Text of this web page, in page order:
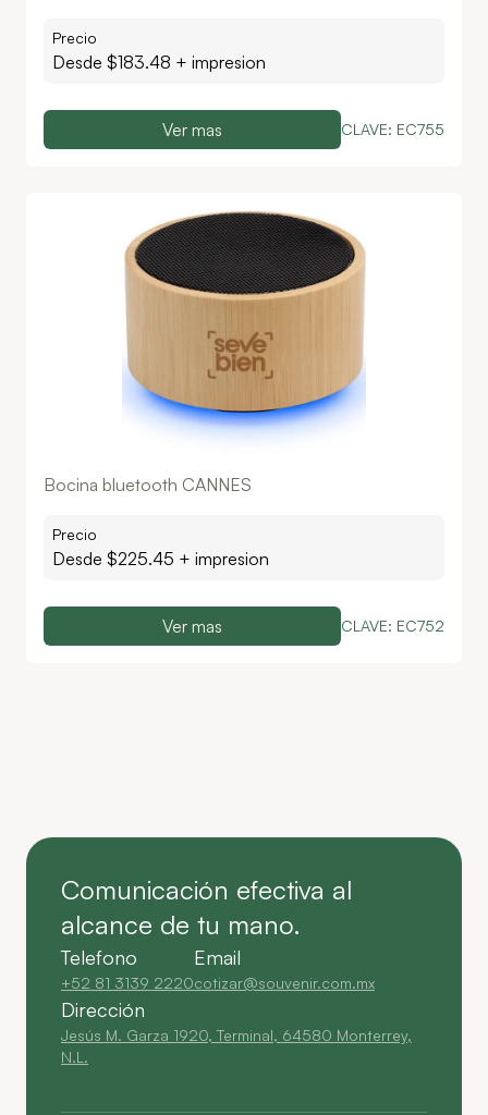
Precio
Desde $183.48 + impresion
Ver mas CLAVE: EC755
Bocina bluetooth CANNES
Precio
Desde $225.45 + impresion
Ver mas CLAVE: EC752
Comunicación efectiva al
alcance de tu mano.
Telefono
+52 81 3139 2220
Email
cotizar@souvenir.com.mx
Dirección
Jesús M. Garza 1920, Terminal, 64580 Monterrey,
N.L.